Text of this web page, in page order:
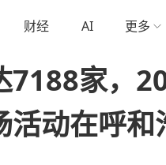
财经 AI 更多
7188家，
活动在呼和